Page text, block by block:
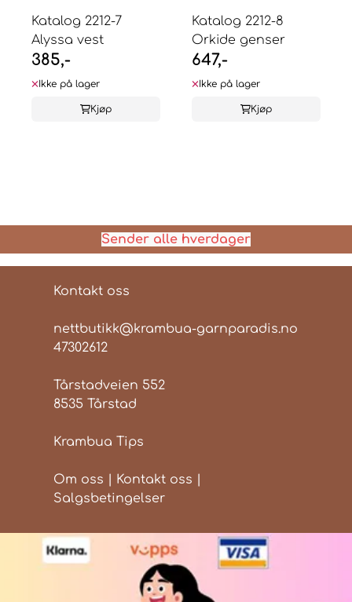
Katalog 2212-7
Alyssa vest
385,-
Ikke på lager
Kjøp
Katalog 2212-8
Orkide genser
647,-
Ikke på lager
Kjøp
Sender alle hverdager
Kontakt oss
nettbutikk@krambua-garnparadis.no
47302612
Tårstadveien 552
8535 Tårstad
Krambua Tips
Om oss Kontakt oss
Salgsbetingelser